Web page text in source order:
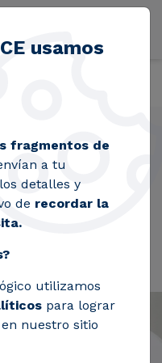
usamos
fragmentos de
a tu
detalles y
de recordar la
utilizamos
para lograr
en nuestro sitio